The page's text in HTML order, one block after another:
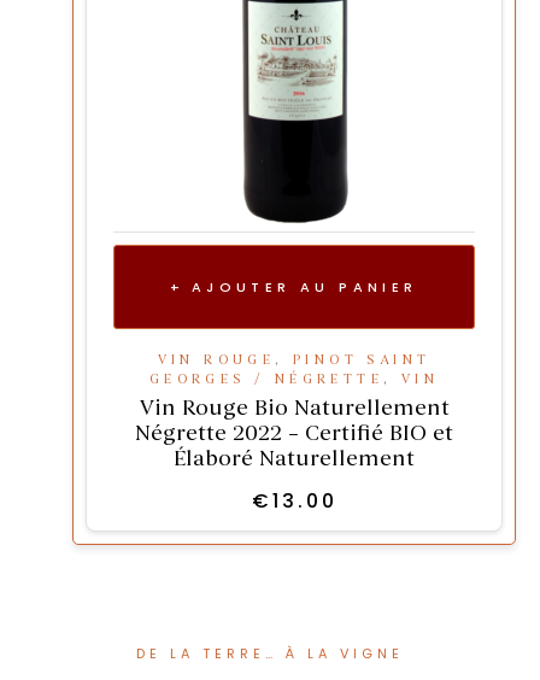
AJOUTER AU PANIER
VIN ROUGE , PINOT SAINT
GEORGES / NÉGRETTE , VIN
Vin Rouge Bio Naturellement
Négrette 2022 – Certifié BIO et
Élaboré Naturellement
€13.00
DE LA TERRE… À LA VIGNE